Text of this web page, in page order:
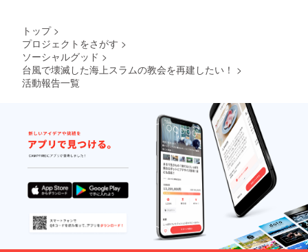
たもの
す 直径
約
82mm×
高さ約
95mm
素材:磁
器 ［オ
リジナ
ルフォ
トブッ
ク］ セ
ブ島の
現地の
子ども
ルマグ
ホワイ
ト
Island
のチー
ムロゴ
が入っ
たもの
となっ
ていま
す 直径
約
82mm×
高さ約
95mm
頂いた
スに、
お礼の
メール
ととも
に送付
させて
いただ
きます
［オリ
ジナル
ステッ
カー］
縦
70mm×
のみ) ※
セージ
の提供
方法に
ついて
頂いた
メール
アドレ
スにお
礼の
メール
ととも
に送付
します
［オリ
程等詳
ていた
だきま
す） ⑨
横断幕
にお名
前
（ロー
マ字表
記）を
記載
し、セ
ブ島の
教会の
壁に飾
トップ >
プロジェクトをさがす >
ソーシャルグッド >
台風で壊滅した海上スラムの教会を再建したい！ >
活動報告一覧